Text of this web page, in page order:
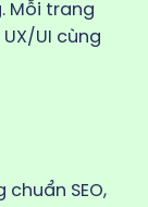
Mỗi trang
UI cùng
SEO,